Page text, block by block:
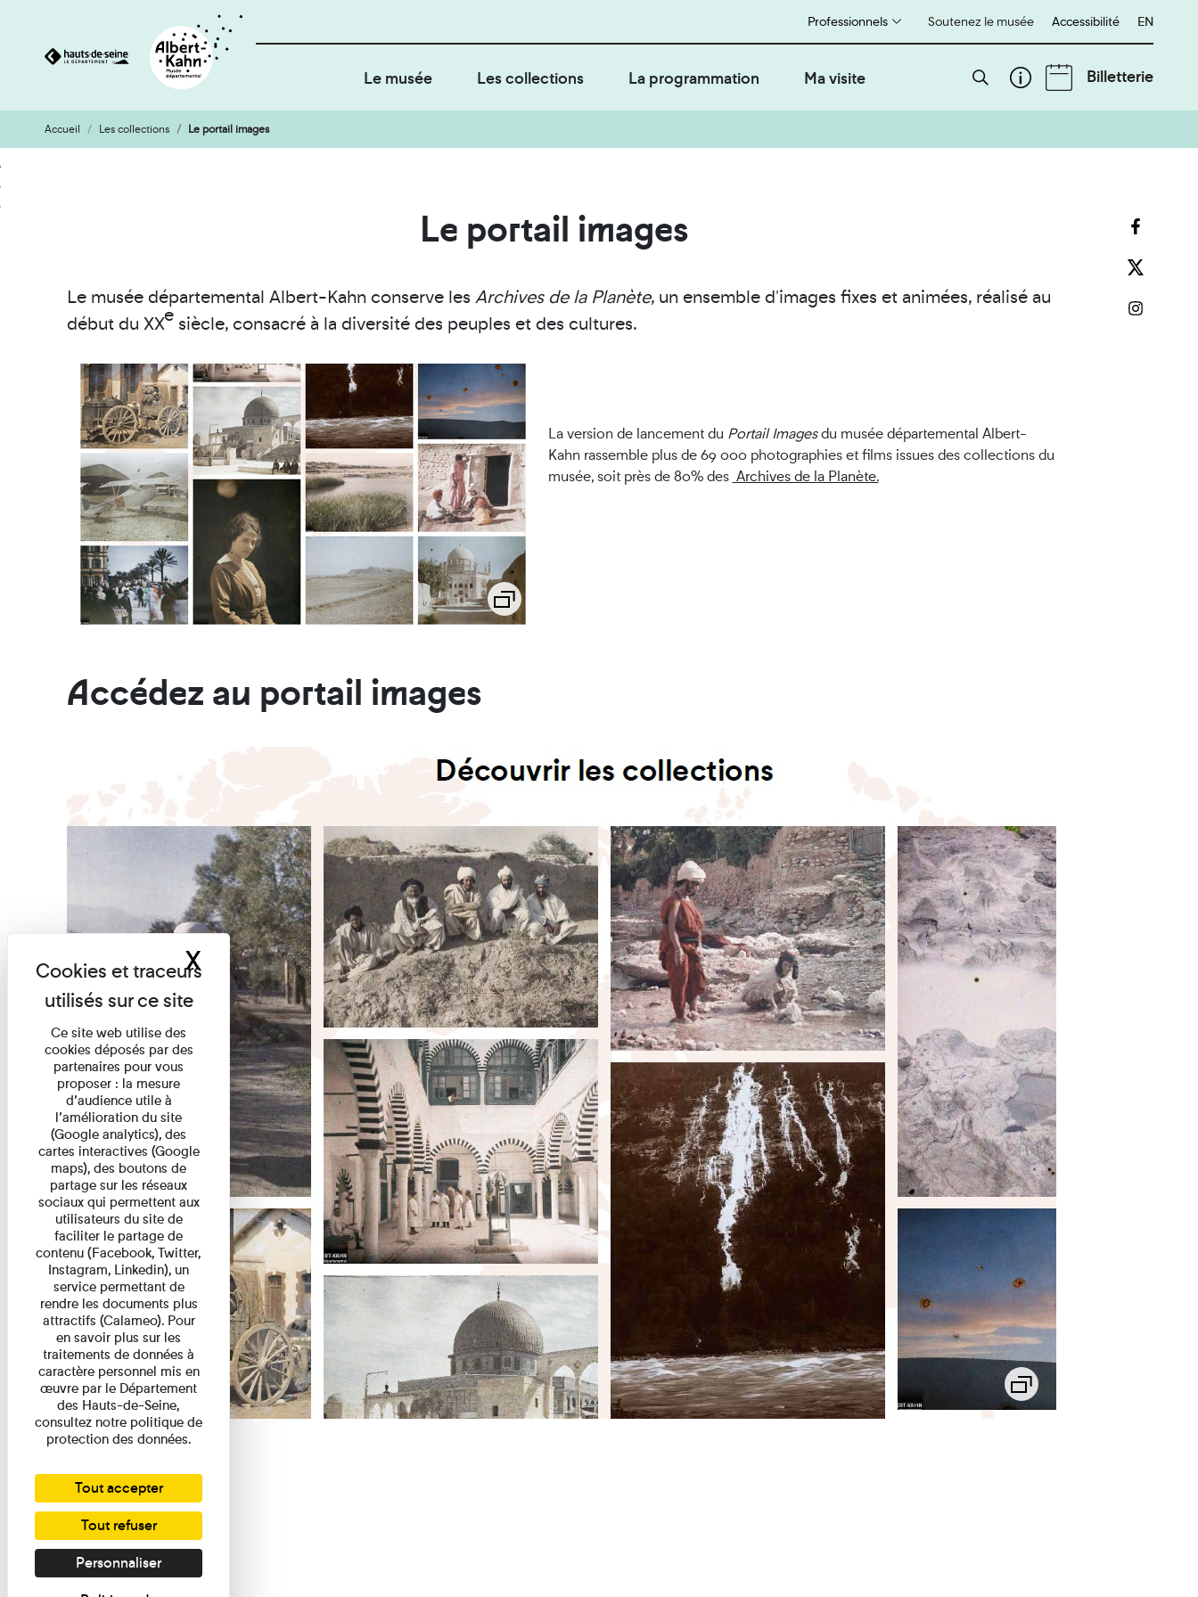
Aller
au
contenu
Aller
à
la
Soutenez le musée
Professionnels Accessibilité English
EN
Le musée Les collections La programmation Ma visite Billetterie
Accueil Les collections Le portail images
Le portail images
Le musée départemental Albert-Kahn conserve les Archives de la Planète, un ensemble d'images fixes et animées, réalisé au
début du XXesiècle, consacré à la diversité des peuples et des cultures.
La version de lancement du Portail Imagesdu musée départemental Albert-
Kahn rassemble plus de 69 000 photographies et films issues des collections du
musée, soit près de 80% des Archives de la Planète.
Accédez au portail images
Ce site web utilise des
cookies déposés par des
partenaires pour vous
proposer : la mesure
d’audience utile à
l’amélioration du site
(Google analytics), des
cartes interactives (Google
maps), des boutons de
partage sur les réseaux
sociaux qui permettent aux
utilisateurs du site de
faciliter le partage de
contenu (Facebook, Twitter,
Instagram, Linkedin), un
service permettant de
rendre les documents plus
attractifs (Calameo). Pour
en savoir plus sur les
traitements de données à
caractère personnel mis en
œuvre par le Département
des Hauts-de-Seine,
consultez notre politique de
protection des données.
Tout accepter
Tout refuser
Personnaliser
XMasquer le bandeau des cookies